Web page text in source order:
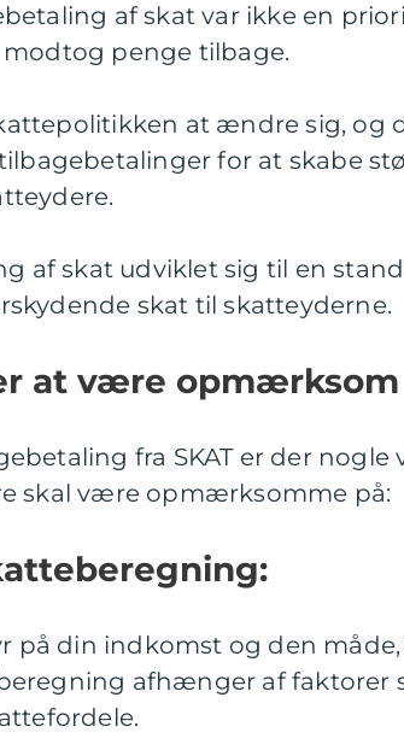
af skat var ikke en
penge tilbage.
at ændre sig, og
for at skabe
af skat udviklet sig til en
skat til skatteyderne.
at være opmærksom
fra SKAT er der nogle
skal være opmærksomme på:
på din indkomst og den
afhænger af faktorer